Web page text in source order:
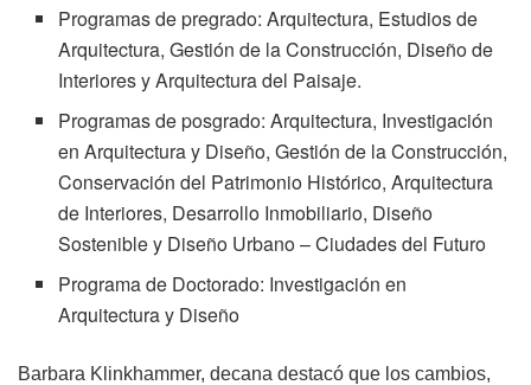
Programas de pregrado: Arquitectura, Estudios de
Arquitectura, Gestión de la Construcción, Diseño de
Interiores y Arquitectura del Paisaje.
Programas de posgrado: Arquitectura, Investigación
en Arquitectura y Diseño, Gestión de la Construcción,
Conservación del Patrimonio Histórico, Arquitectura
de Interiores, Desarrollo Inmobiliario, Diseño
Sostenible y Diseño Urbano – Ciudades del Futuro
Programa de Doctorado: Investigación en
Arquitectura y Diseño
Barbara Klinkhammer, decana destacó que los cambios,